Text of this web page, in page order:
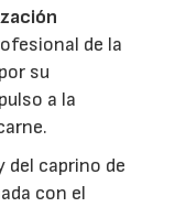
de la
su
a la
del caprino de
con el